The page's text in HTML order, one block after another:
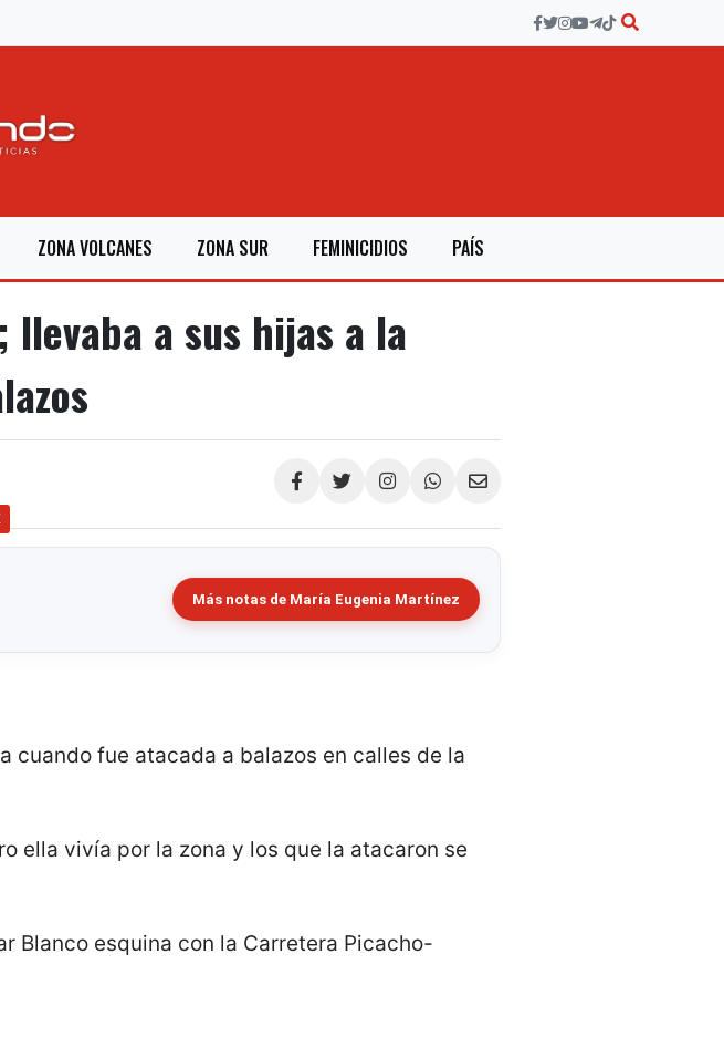
ZONA VOLCANES ZONA SUR FEMINICIDIOS PAÍS
llevaba a sus hijas a la
Compartir
Más notas de María Eugenia Martínez
cuando fue atacada a balazos en calles de la
ella vivía por la zona y los que la atacaron se
Blanco esquina con la Carretera Picacho-